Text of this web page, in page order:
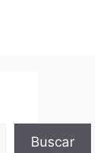
Buscar